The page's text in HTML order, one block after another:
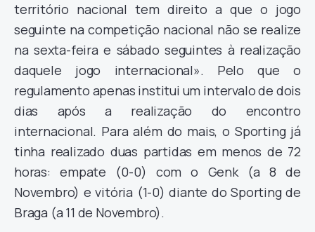
território nacional tem direito a que o jogo
seguinte na competição nacional não se realize
na sexta-feira e sábado seguintes à realização
daquele jogo internacional». Pelo que o
regulamento apenas institui um intervalo de dois
dias após a realização do encontro
internacional. Para além do mais, o Sporting já
tinha realizado duas partidas em menos de 72
horas: empate (0-0) com o Genk (a 8 de
Novembro) e vitória (1-0) diante do Sporting de
Braga (a 11 de Novembro).